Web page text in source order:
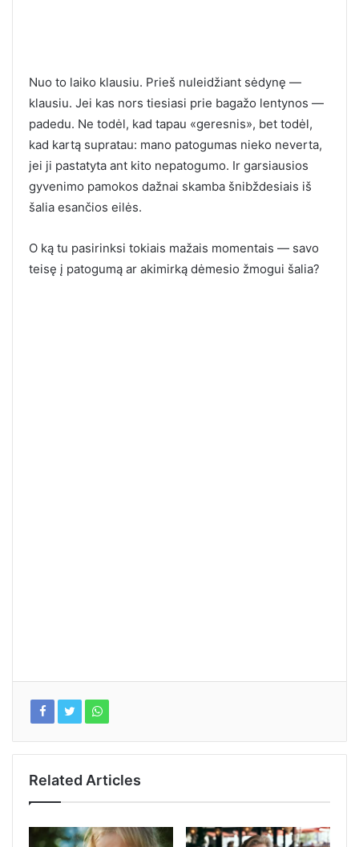
Nuo to laiko klausiu. Prieš nuleidžiant sėdynę —
klausiu. Jei kas nors tiesiasi prie bagažo lentynos —
padedu. Ne todėl, kad tapau «geresnis», bet todėl,
kad kartą supratau: mano patogumas nieko neverta,
jei ji pastatyta ant kito nepatogumo. Ir garsiausios
gyvenimo pamokos dažnai skamba šnibždesiais iš
šalia esančios eilės.
O ką tu pasirinksi tokiais mažais momentais — savo
teisę į patogumą ar akimirką dėmesio žmogui šalia?
Related Articles